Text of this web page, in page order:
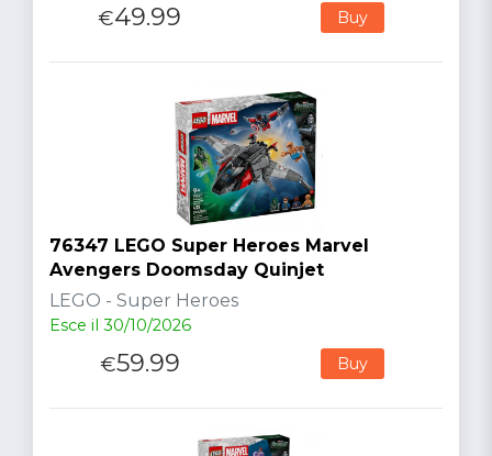
€49.99 Buy
76347 LEGO Super Heroes Marvel
Avengers Doomsday Quinjet
LEGO - Super Heroes
Esce il 30/10/2026
€59.99 Buy